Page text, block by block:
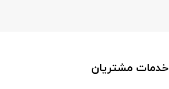
خدمات مشتریان